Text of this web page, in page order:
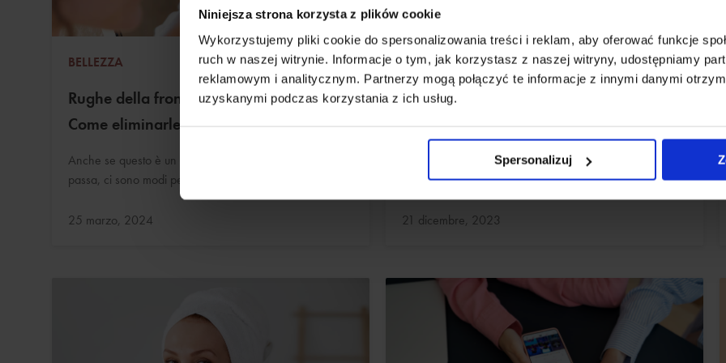
Niniejsza strona korzysta z plików cookie
Wykorzystujemy pliki cookie do spersonalizowania treści i reklam, aby oferować funkcje
ruch w naszej witrynie. Informacje o tym, jak korzystasz z naszej witryny, udostępniamy
reklamowym i analitycznym. Partnerzy mogą połączyć te informacje z innymi danymi
uzyskanymi podczas korzystania z ich usług.
Spersonalizuj
BELLEZZA
Rughe della fronte: verticali e orizzontali.
Come eliminarle?
Anche se questo è un effetto normale del tempo che
passa, ci sono modi per ridurlo visivamente.
Aggiornato:
25 marzo, 2024
BELLEZZA
Cura delle unghie dei piedi. Come curare
le unghie a casa
Una corretta cura delle unghie può prevenire la rottura e
aumentare la flessibilità.
Aggiornato:
21 dicembre, 2023